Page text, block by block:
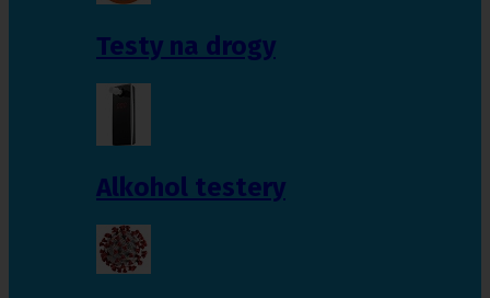
Testy na drogy
Alkohol testery